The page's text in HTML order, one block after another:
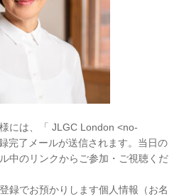
には、「 JLGC London <no-
完了メールが送信されます。当日の
中のリンクからご参加・ご視聴くだ
録でお預かりします個人情報（お名